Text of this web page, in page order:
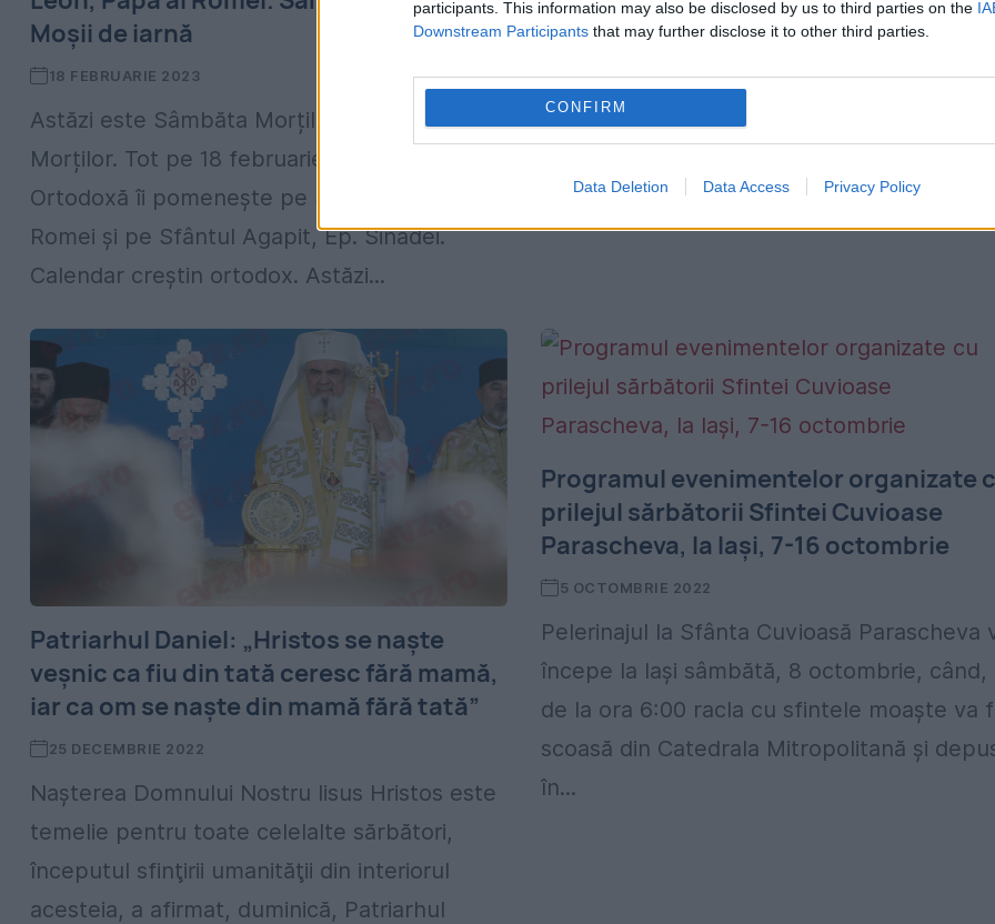
participants. This information may also be disclosed by us to third parties on the
Downstream Participants that may further disclose it to other third parties.
CONFIRM
Data Deletion Data Access Privacy Policy
Moșii de iarnă
18 FEBRUARIE 2023
Astăzi este Sâmbăta Morților sau Pomenirea
Morților. Tot pe 18 februarie, Biserica
Ortodoxă îi pomenește pe Sfântul. Leon, Ep.
Romei și pe Sfântul Agapit, Ep. Sinadei.
Calendar creștin ortodox. Astăzi...
4 FEBRUARIE 2023
Biserica Ortodoxă a consacrat sâmbăta ca
de pomenire a morților, pentru că
pe cei închiși acolo de la facerea lumii....
Patriarhul Daniel: „Hristos se naşte
veşnic ca fiu din tată ceresc fără mamă,
iar ca om se naşte din mamă fără tată”
25 DECEMBRIE 2022
Naşterea Domnului Nostru Iisus Hristos este
temelie pentru toate celelalte sărbători,
începutul sfinţirii umanităţii din interiorul
acesteia, a afirmat, duminică, Patriarhul
Programul evenimentelor organizate
prilejul sărbătorii Sfintei Cuvioase
Parascheva, la Iași, 7-16 octombrie
5 OCTOMBRIE 2022
Pelerinajul la Sfânta Cuvioasă Parascheva
începe la Iași sâmbătă, 8 octombrie, când,
de la ora 6:00 racla cu sfintele moaște va
scoasă din Catedrala Mitropolitană și
în...